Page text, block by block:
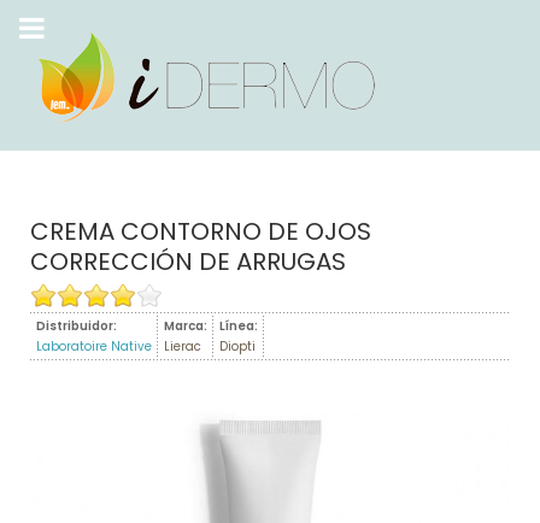
CREMA CONTORNO DE OJOS
CORRECCIÓN DE ARRUGAS
Distribuidor:
Laboratoire Native
Marca:
Lierac
Línea:
Diopti